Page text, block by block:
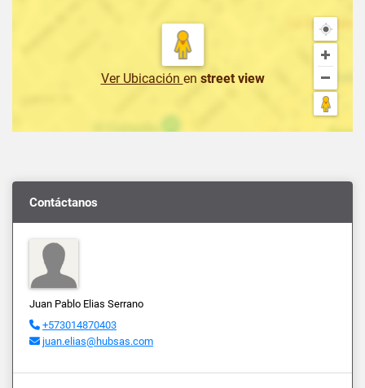
Ver Ubicación en street view
Contáctanos
Juan Pablo Elias Serrano
+573014870403
juan.elias@hubsas.com